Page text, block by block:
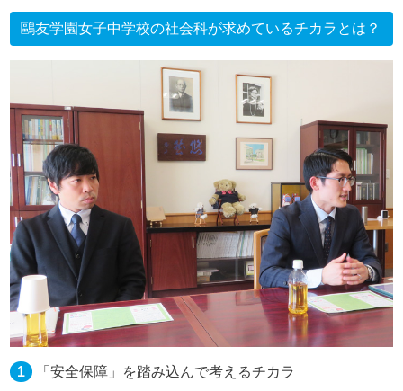
鷗友学園女子中学校の社会科が求めているチカラとは？
1 「安全保障」を踏み込んで考えるチカラ